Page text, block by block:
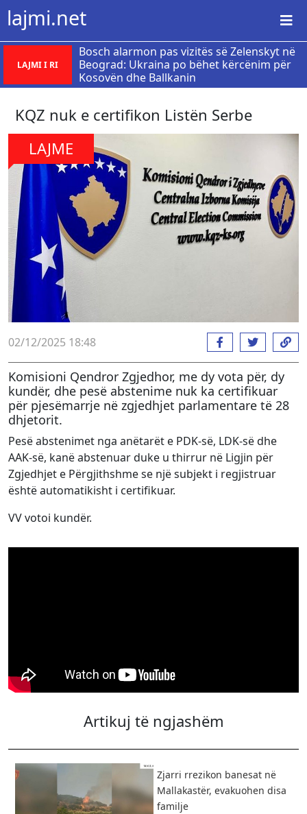
lajmi.net
LAJMI I RI
Bosch alarmon pas vizitës së Zelenskyt në
Beograd: Ukraina po bëhet kërcënim për
Kosovën dhe Ballkanin
KQZ nuk e certifikon Listën Serbe
LAJME
02/12/2025 18:48
Komisioni Qendror Zgjedhor, me dy vota për, dy
kundër, dhe pesë abstenime nuk ka certifikuar
për pjesëmarrje në zgjedhjet parlamentare të 28
dhjetorit.
Pesë abstenimet nga anëtarët e PDK-së, LDK-së dhe
AAK-së, kanë abstenuar duke u thirrur në Ligjin për
Zgjedhjet e Përgjithshme se një subjekt i regjistruar
është automatikisht i certifikuar.
VV votoi kundër.
Artikuj të ngjashëm
Zjarri rrezikon banesat në
Mallakastër, evakuohen disa
familje